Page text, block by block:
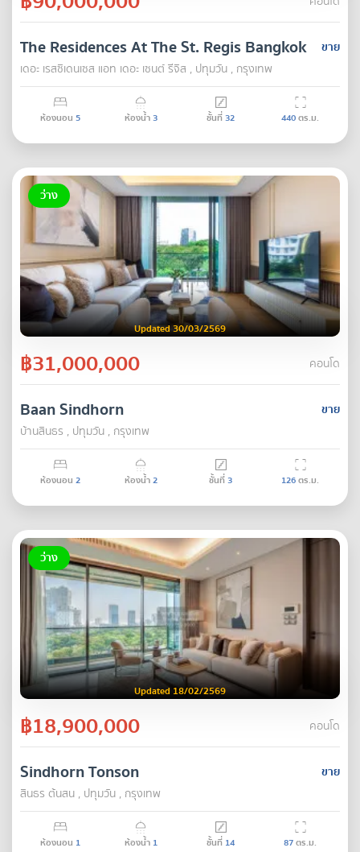
ขาย
The Residences At The St. Regis Bangkok
เดอะ เรสซิเดนเซส แอท เดอะ เซนต์ รีจิส , ปทุมวัน , กรุงเทพ
ห้องนอน 5 ห้องน้ำ3 ชั้นที่32 440ตร.ม.
ว่าง
Updated 30/03/2569
฿31,000,000 คอนโด
ขาย
Baan Sindhorn
บ้านสินธร , ปทุมวัน , กรุงเทพ
ห้องนอน 2 ห้องน้ำ2 ชั้นที่3 126ตร.ม.
ว่าง
Updated 18/02/2569
฿18,900,000 คอนโด
ขาย
Sindhorn Tonson
สินธร ต้นสน , ปทุมวัน , กรุงเทพ
ห้องนอน 1 ห้องน้ำ 1 ชั้นที่ 14 87ตร.ม.